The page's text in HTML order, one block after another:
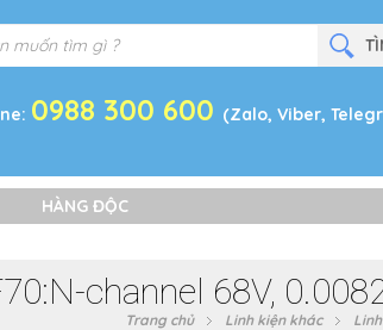
0988 300 600 (Zalo, Viber,
HÀNG ĐỘC
channel 68V,
Trang chủ Linh kiện khác